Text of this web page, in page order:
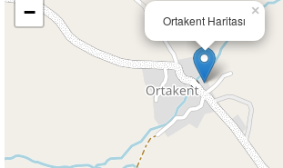
Ortakent Haritası
×
−